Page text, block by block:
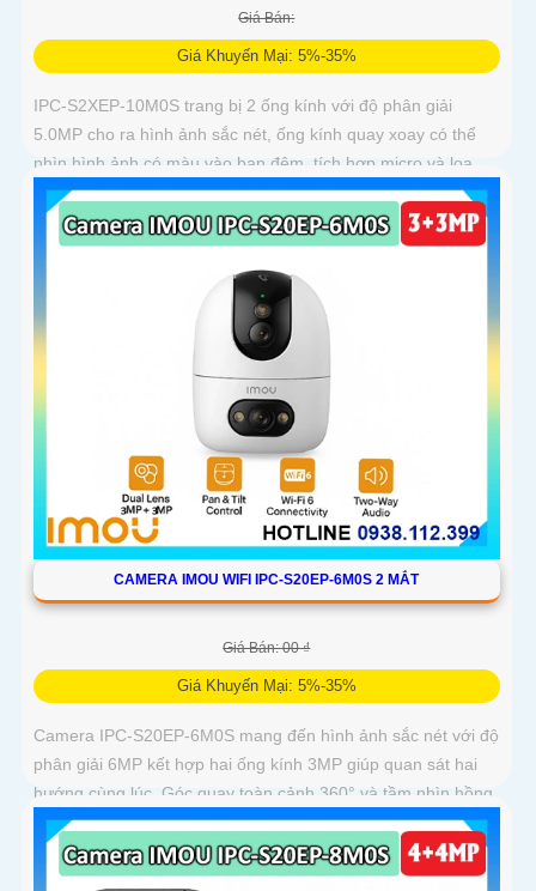
Giá Bán:
Giá Khuyến Mại: 5%-35%
IPC-S2XEP-10M0S trang bị 2 ống kính với độ phân giải
5.0MP cho ra hình ảnh sắc nét, ống kính quay xoay có thể
nhìn hình ảnh có màu vào ban đêm, tích hợp micro và loa
giúp đàm thoại 2 chiều, trang bị cổng LAN cắm mạng trực
tiếp nâng cao độ ổn định
CAMERA IMOU WIFI IPC-S20EP-6M0S 2 MẮT
Giá Bán: 00 ₫
Giá Khuyến Mại: 5%-35%
Camera IPC-S20EP-6M0S mang đến hình ảnh sắc nét với độ
phân giải 6MP kết hợp hai ống kính 3MP giúp quan sát hai
hướng cùng lúc. Góc quay toàn cảnh 360° và tầm nhìn hồng
ngoại 15m cho phép ghi hình rõ nét cả ngày lẫn đêm